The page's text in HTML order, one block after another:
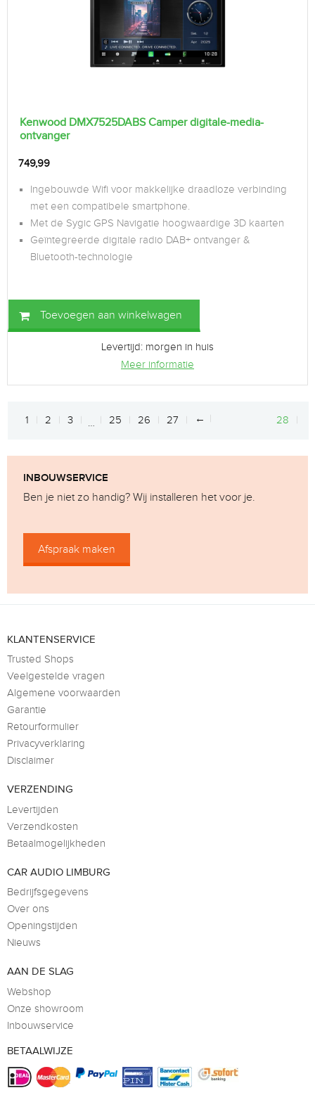
Kenwood DMX7525DABS Camper digitale-media-
ontvanger
749,99
Ingebouwde Wifi voor makkelijke draadloze verbinding
met een compatibele smartphone.
Met de Sygic GPS Navigatie hoogwaardige 3D kaarten
Geïntegreerde digitale radio DAB+ ontvanger &
Bluetooth-technologie
Toevoegen aan winkelwagen
Levertijd: morgen in huis
Meer informatie
←
1 2 3 … 25 26 27 28
INBOUWSERVICE
Ben je niet zo handig? Wij installeren het voor je.
Afspraak maken
KLANTENSERVICE
Trusted Shops
Veelgestelde vragen
Algemene voorwaarden
Garantie
Retourformulier
Privacyverklaring
Disclaimer
VERZENDING
Levertijden
Verzendkosten
Betaalmogelijkheden
CAR AUDIO LIMBURG
Bedrijfsgegevens
Over ons
Openingstijden
Nieuws
AAN DE SLAG
Webshop
Onze showroom
Inbouwservice
BETAALWIJZE